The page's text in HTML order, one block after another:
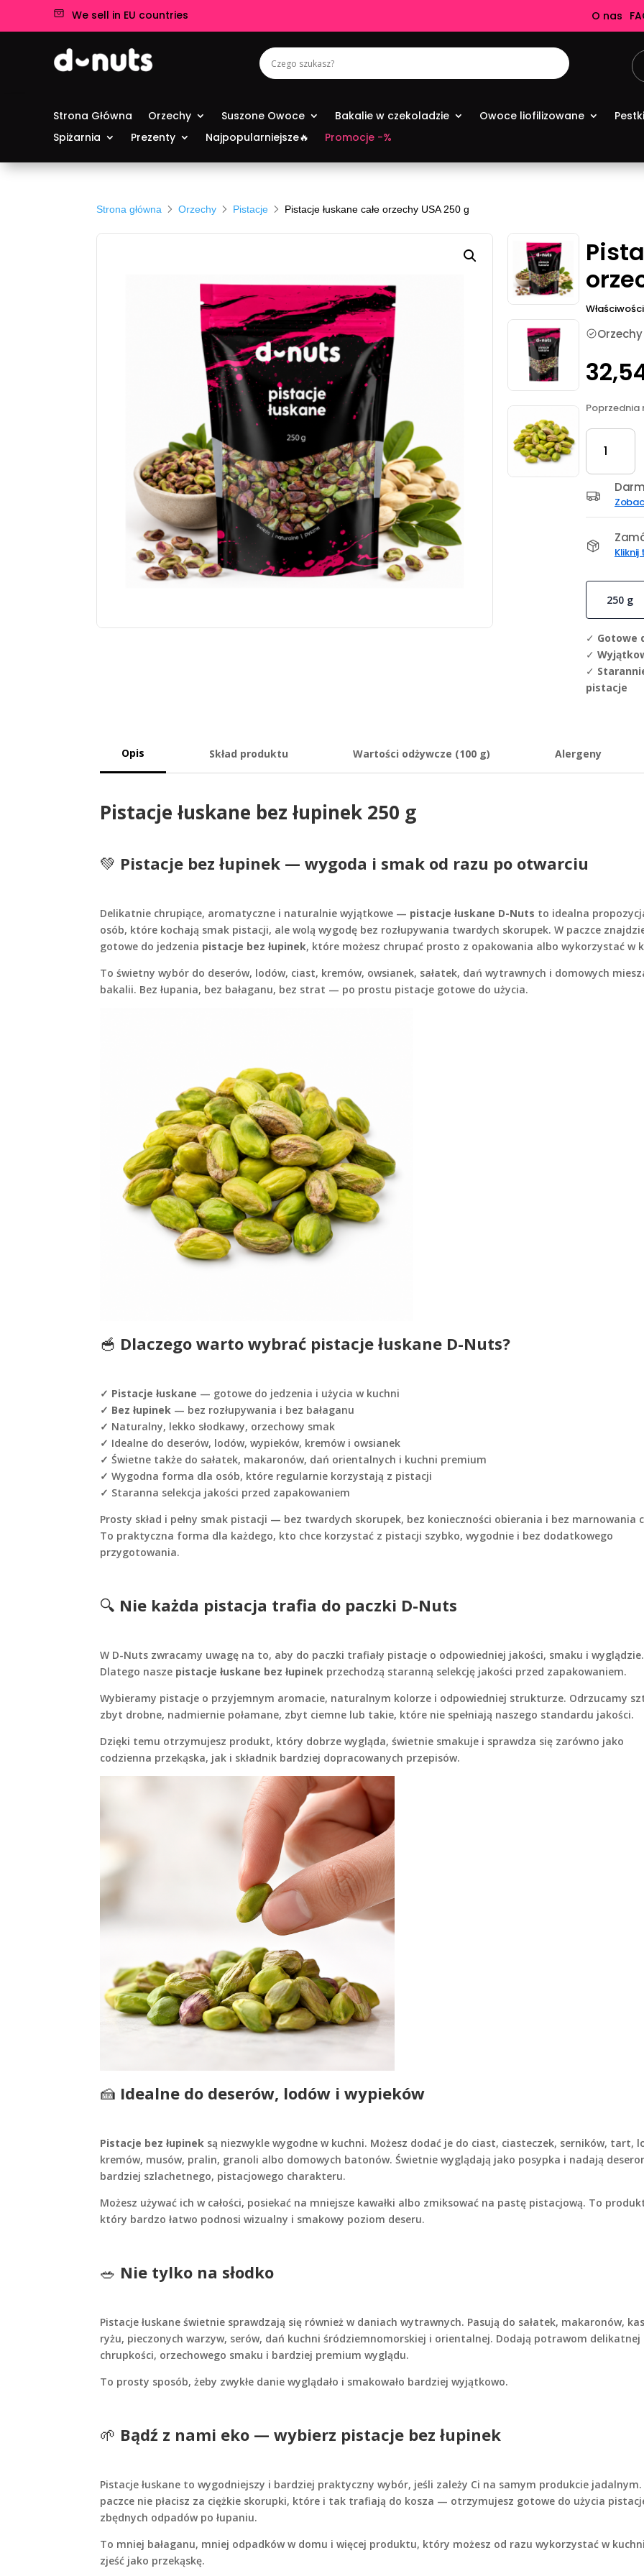
We sell in EU countries O nas
Strona Główna Orzechy Suszone Owoce Bakalie w czekoladzie Owoce liofilizowane
Spiżarnia
Prezenty Najpopularniejsze🔥 Promocje -%
Strona główna Orzechy Pistacje Pistacje łuskane całe orzechy USA 250 g
Orzechy
Poprzednia
ilość
Pistacje
łuskane
orzechy
USA
g
Kliknij
250 g
✓ Gotowe
✓
✓
pistacje
Opis Skład produktu Wartości odżywcze (100 g) Alergeny
Pistacje łuskane bez łupinek 250 g
💚 Pistacje bez łupinek — wygoda i smak od razu po otwarciu
Delikatnie chrupiące, aromatyczne i naturalnie wyjątkowe — pistacje łuskane D-Nuts to idealna
osób, które kochają smak pistacji, ale wolą wygodę bez rozłupywania twardych skorupek. W paczce
gotowe do jedzenia pistacje bez łupinek, które możesz chrupać prosto z opakowania albo wykorzystać w
To świetny wybór do deserów, lodów, ciast, kremów, owsianek, sałatek, dań wytrawnych i domowych
bakalii. Bez łupania, bez bałaganu, bez strat — po prostu pistacje gotowe do użycia.
🥣 Dlaczego warto wybrać pistacje łuskane D-Nuts?
✓ Pistacje łuskane — gotowe do jedzenia i użycia w kuchni
✓ Bez łupinek — bez rozłupywania i bez bałaganu
✓ Naturalny, lekko słodkawy, orzechowy smak
✓ Idealne do deserów, lodów, wypieków, kremów i owsianek
✓ Świetne także do sałatek, makaronów, dań orientalnych i kuchni premium
✓ Wygodna forma dla osób, które regularnie korzystają z pistacji
✓ Staranna selekcja jakości przed zapakowaniem
Prosty skład i pełny smak pistacji — bez twardych skorupek, bez konieczności obierania i bez marnowania
To praktyczna forma dla każdego, kto chce korzystać z pistacji szybko, wygodnie i bez dodatkowego
przygotowania.
🔍 Nie każda pistacja trafia do paczki D-Nuts
W D-Nuts zwracamy uwagę na to, aby do paczki trafiały pistacje o odpowiedniej jakości, smaku i wyglądzie.
Dlatego nasze pistacje łuskane bez łupinek przechodzą staranną selekcję jakości przed zapakowaniem.
Wybieramy pistacje o przyjemnym aromacie, naturalnym kolorze i odpowiedniej strukturze. Odrzucamy
zbyt drobne, nadmiernie połamane, zbyt ciemne lub takie, które nie spełniają naszego standardu jakości.
Dzięki temu otrzymujesz produkt, który dobrze wygląda, świetnie smakuje i sprawdza się zarówno jako
codzienna przekąska, jak i składnik bardziej dopracowanych przepisów.
🍰 Idealne do deserów, lodów i wypieków
Pistacje bez łupinek są niezwykle wygodne w kuchni. Możesz dodać je do ciast, ciasteczek, serników, tart,
kremów, musów, pralin, granoli albo domowych batonów. Świetnie wyglądają jako posypka i nadają
bardziej szlachetnego, pistacjowego charakteru.
Możesz używać ich w całości, posiekać na mniejsze kawałki albo zmiksować na pastę pistacjową. To
który bardzo łatwo podnosi wizualny i smakowy poziom deseru.
🥗 Nie tylko na słodko
Pistacje łuskane świetnie sprawdzają się również w daniach wytrawnych. Pasują do sałatek, makaronów,
ryżu, pieczonych warzyw, serów, dań kuchni śródziemnomorskiej i orientalnej. Dodają potrawom delikatnej
chrupkości, orzechowego smaku i bardziej premium wyglądu.
To prosty sposób, żeby zwykłe danie wyglądało i smakowało bardziej wyjątkowo.
🌱 Bądź z nami eko — wybierz pistacje bez łupinek
Pistacje łuskane to wygodniejszy i bardziej praktyczny wybór, jeśli zależy Ci na samym produkcie jadalnym.
paczce nie płacisz za ciężkie skorupki, które i tak trafiają do kosza — otrzymujesz gotowe do użycia
zbędnych odpadów po łupaniu.
To mniej bałaganu, mniej odpadków w domu i więcej produktu, który możesz od razu wykorzystać w
zjeść jako przekąskę.